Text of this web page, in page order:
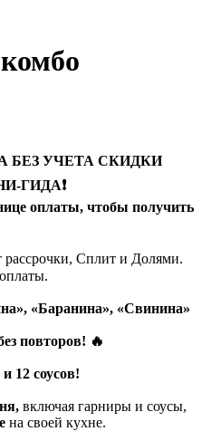
БЕЗ УЧЕТА СКИДКИ
ГИДА❗️
оплаты, чтобы получить
Сплит и Долями.
«Баранина», «Свинина»
повторов! 🔥
12 соусов!
включая гарниры и соусы,
на своей кухне.